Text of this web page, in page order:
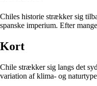
Chiles historie strækker sig
spanske imperium. Efter
Kort
Chile strækker sig langs det
variation af klima- og